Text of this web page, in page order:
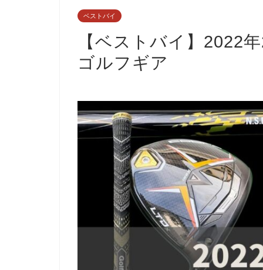
ベストバイ
【ベストバイ】2022
ゴルフギア